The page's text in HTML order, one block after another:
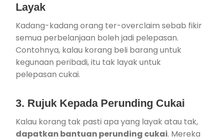
Layak
Kadang-kadang orang ter-overclaim sebab fikir
semua perbelanjaan boleh jadi pelepasan.
Contohnya, kalau korang beli barang untuk
kegunaan peribadi, itu tak layak untuk
pelepasan cukai.
3. Rujuk Kepada Perunding Cukai
Kalau korang tak pasti apa yang layak atau tak,
dapatkan bantuan perunding cukai. Mereka